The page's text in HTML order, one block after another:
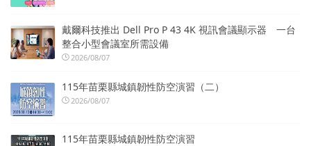
戴爾科技推出 Dell Pro P 43 4K 視訊會議顯示器 一台
整合小型會議室所需設備
2026/08/07
115年苗栗縣城鎮韌性防空演習（二）
2026/08/07
115年苗栗縣城鎮韌性防空演習